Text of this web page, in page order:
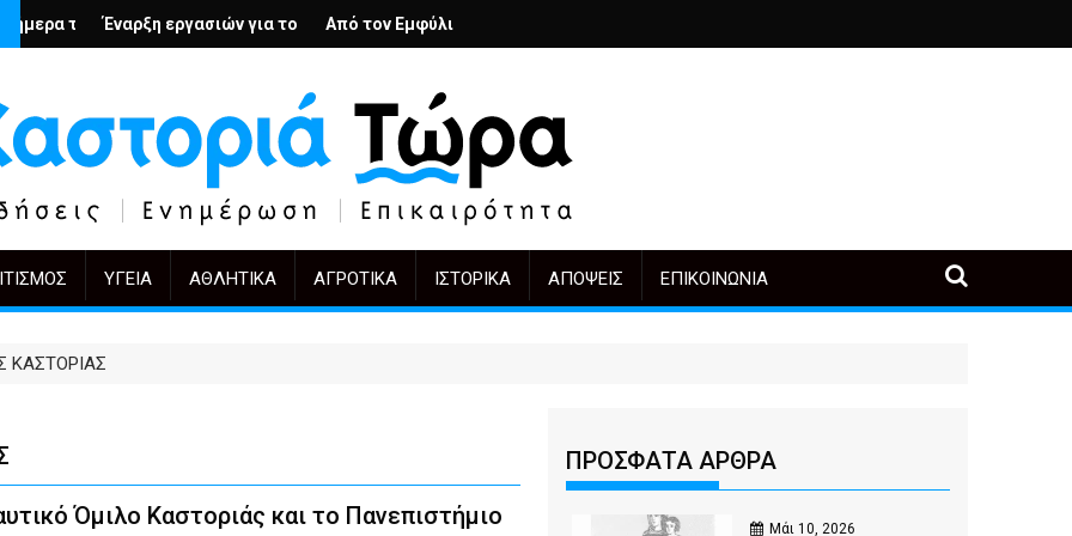
– Ο Άρμιν Βέγκνερ απέναντι στη λήθη
εργασιών για το Κέντρο Ημέρας Ολικής Φροντίδας στην Καστοριά
Από τον Εμφύλιο στην Πόλωση: το ίδιο έργο, άλλοι πρωταγωνιστές
KIFF 51: Η εικόνα μετά την αγορά
ΥΓΕΊΑ ΑΘΛΗΤΙΚΆ ΑΓΡΟΤΙΚΆ ΙΣΤΟΡΙΚΆ ΑΠΌΨΕΙΣ ΕΠΙΚΟΙΝΩΝΊΑ
ΚΑΣΤΟΡΙΑΣ
Όμιλο Καστοριάς και το Πανεπιστήμιο
ΠΡΟΣΦΑΤΑ ΑΡΘΡΑ
Μάι 10, 2026